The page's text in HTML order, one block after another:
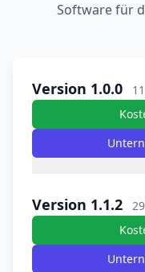
Software für
Version 1.0.0
Version 1.1.2